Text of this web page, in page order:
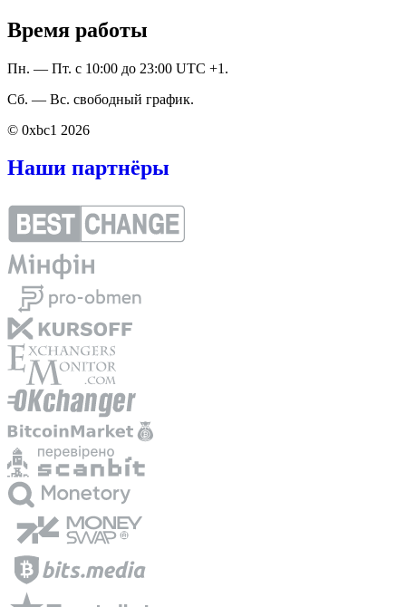
Время работы
Пн. — Пт. с 10:00 до 23:00 UTC +1.
Сб. — Вс. свободный график.
© 0xbc1 2026
Наши партнёры